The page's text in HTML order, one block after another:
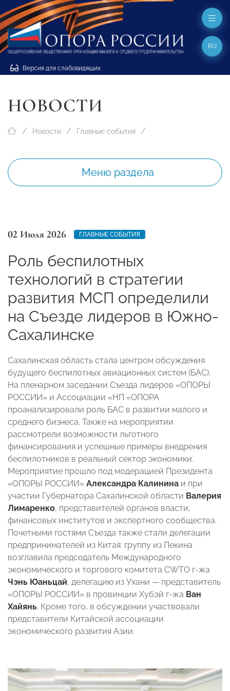
Версия для слабовидящих
RU
НОВОСТИ
Новости Главные события
Меню раздела
02 Июля 2026 ГЛАВНЫЕ СОБЫТИЯ
Роль беспилотных
технологий в стратегии
развития МСП определили
на Съезде лидеров в Южно-
Сахалинске
Сахалинская область стала центром обсуждения
будущего беспилотных авиационных систем (БАС).
На пленарном заседании Съезда лидеров «ОПОРЫ
РОССИИ» и Ассоциации «НП «ОПОРА
проанализировали роль БАС в развитии малого и
среднего бизнеса. Также на мероприятии
рассмотрели возможности льготного
финансирования и успешные примеры внедрения
беспилотников в реальный сектор экономики.
Мероприятие прошло под модерацией Президента
«ОПОРЫ РОССИИ» Александра Калинина и при
участии Губернатора Сахалинской области Валерия
Лимаренко, представителей органов власти,
финансовых институтов и экспертного сообщества.
Почетными гостями Съезда также стали делегации
предпринимателей из Китая: группу из Пекина
возглавила председатель Международного
экономического и торгового комитета CWTO г-жа
Чэнь Юаньцай, делегацию из Ухани — представитель
«ОПОРЫ РОССИИ» в провинции Хубэй г-жа Ван
Хайянь. Кроме того, в обсуждении участвовали
представители Китайской ассоциации
экономического развития Азии.